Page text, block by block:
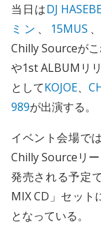
当日はDJ
ミン 、 15MUS
Chilly Sourceが
や1st ALBUMリ
としてKOJOE、
989が出演する。
イベント会場で
Chilly Sourceリ
発売される予定
MIX CD」セット
となっている。